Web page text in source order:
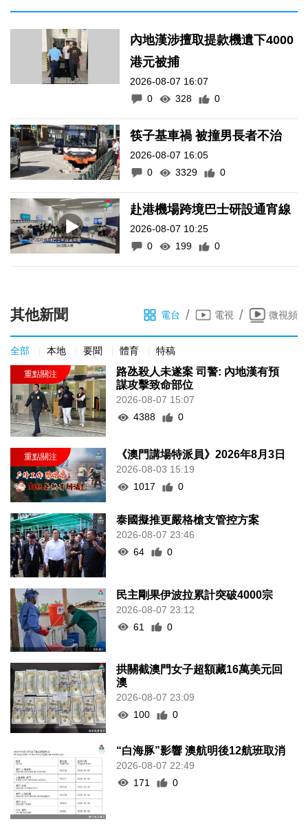
內地漢涉擅取提款機遺下4000
港元被捕
2026-08-07 16:07
0
328 0
筷子基車禍 被撞男長者不治
2026-08-07 16:05
0
3329 0
赴港機場跨境巴士研設通宵線
2026-08-07 10:25
0
199 0
其他新聞 電台 / 電視 / 微視頻
全部 本地 要聞 體育 特稿
路氹殺人未遂案 司警: 內地漢有預
謀攻擊致命部位
2026-08-07 15:07
4388
0
《澳門講場特派員》2026年8月3日
2026-08-03 15:19
1017
0
泰國擬推更嚴格槍支管控方案
2026-08-07 23:46
64
0
民主剛果伊波拉累計突破4000宗
2026-08-07 23:12
61
0
拱關截澳門女子超額藏16萬美元回
澳
2026-08-07 23:09
100
0
“白海豚”影響 澳航明後12航班取消
2026-08-07 22:49
171
0